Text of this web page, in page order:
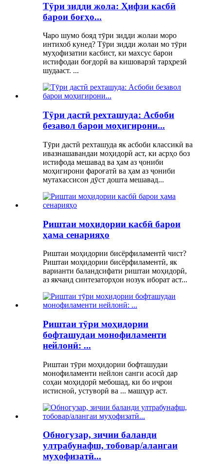
Тӯри зидди жола: Ҳифзи касбӣ
барои боғҳо...
Чаро шумо бояд тӯри зидди жолаи моро
интихоб кунед? Тӯри зидди жолаи мо тӯри
муҳофизатии касбист, ки махсус барои
истифодаи боғдорӣ ва кишоварзӣ тарҳрезӣ
шудааст. ...
Тӯри дастӣ рехташуда: Асбоби
безавол барои моҳигирони...
Тӯри дастӣ рехташуда як асбоби классикӣ ва
ивазнашавандаи моҳидорӣ аст, ки асрҳо боз
истифода мешавад ва ҳам аз ҷониби
моҳигирони фароғатӣ ва ҳам аз ҷониби
мутахассисон дӯст дошта мешавад...
Риштаи моҳидории касбӣ барои
ҳама сенарияҳо
Риштаи моҳидории бисёрфиламентӣ чист?
Риштаи моҳидории бисёрфиламентӣ, як
варианти баландсифати риштаи моҳидорӣ,
аз якчанд синтезаторҳои нозук иборат аст...
Риштаи тӯри моҳидории
бофташудаи монофиламенти
нейлонӣ: ...
Риштаи тӯри моҳидории бофташудаи
монофиламенти нейлон санги асосӣ дар
соҳаи моҳидорӣ мебошад, ки бо иҷрои
истисноӣ, устуворӣ ва ... машҳур аст.
Обногузар, зичии баланди
ултрабунафш, тобовар/алангаи
муҳофизатӣ...